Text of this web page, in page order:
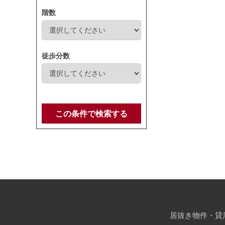
階数
徒歩分数
この条件で検索する
居抜き物件・貸